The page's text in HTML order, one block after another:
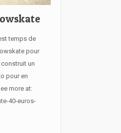
temps de
pour
un
pour en
more at:
40-euros-